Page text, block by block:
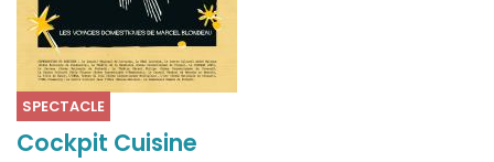
SPECTACLE
Cockpit Cuisine